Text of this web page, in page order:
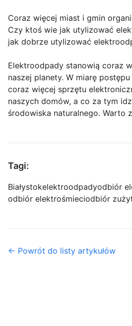
Coraz więcej miast i gmin
Czy ktoś wie jak utylizować
jak dobrze utylizować
Elektroodpady stanowią coraz
naszej planety. W miarę
coraz więcej sprzętu
naszych domów, a co za tym
środowiska naturalnego. Warto
Tagi:
Białystokelektroodpadyodbiór
odbiór elektrośmieciodbiór
← Powrót do listy artykułów